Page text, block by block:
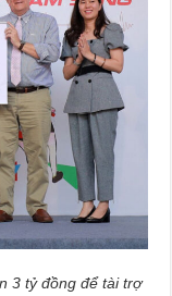
3 tỷ đồng để tài trợ